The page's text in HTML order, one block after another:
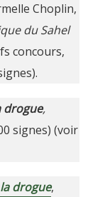
Choplin,
du Sahel
concours,
drogue,
signes) (voir
drogue,